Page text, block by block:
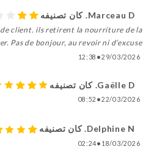
Marceau D. كان تصنيفه
de client. ils retirent la nourriture de la
Pas de bonjour, au revoir ni d’excuse.
29/03/2026
•
12:38
Gaëlle D. كان تصنيفه
22/03/2026
•
08:52
Delphine N. كان تصنيفه
18/03/2026
•
02:24